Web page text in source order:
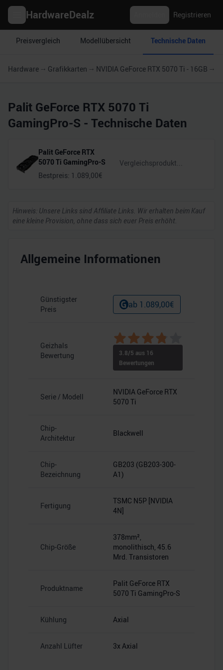
HardwareDealz Registrieren
Preisvergleich Modellübersicht Technische Daten
Hardware Grafikkarten NVIDIA GeForce RTX 5070 Ti - 16GB
Palit GeForce RTX 5070 Ti
GamingPro-S - Technische Daten
Palit GeForce RTX
5070 Ti GamingPro-S
Bestpreis: 1.089,00€
Hinweis: Unsere Links sind Affiliate Links. Wir erhalten beim Kauf
eine kleine Provision, ohne dass sich euer Preis erhöht.
Allgemeine Informationen
Günstigster
Preis
ab 1.089,00€
Geizhals
Bewertung
3.8/5 aus 16
Bewertungen
Serie / Modell
NVIDIA GeForce RTX
5070 Ti
Chip-
Architektur
Blackwell
Chip-
Bezeichnung
GB203 (GB203-300-
A1)
Fertigung
TSMC N5P [NVIDIA
4N]
Chip-Größe
378mm²,
monolithisch, 45.6
Mrd. Transistoren
Produktname
Palit GeForce RTX
5070 Ti GamingPro-S
Kühlung Axial
Anzahl Lüfter 3x Axial